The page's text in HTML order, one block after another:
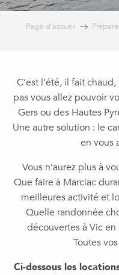
Page d’accueil
C’est l’été, il fait
pas vous allez pouvoir
Gers ou des Hautes
Une autre solution : le
en vous
Vous n’aurez plus à
Que faire à Marciac
meilleures activité et
Quelle randonnée
découvertes à Vic en
Toutes
Ci-dessous les